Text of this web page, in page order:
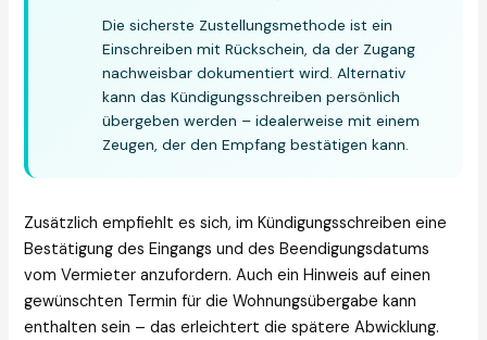
Die sicherste Zustellungsmethode ist ein
Einschreiben mit Rückschein, da der Zugang
nachweisbar dokumentiert wird. Alternativ
kann das Kündigungsschreiben persönlich
übergeben werden – idealerweise mit einem
Zeugen, der den Empfang bestätigen kann.
Zusätzlich empfiehlt es sich, im Kündigungsschreiben eine
Bestätigung des Eingangs und des Beendigungsdatums
vom Vermieter anzufordern. Auch ein Hinweis auf einen
gewünschten Termin für die Wohnungsübergabe kann
enthalten sein – das erleichtert die spätere Abwicklung.